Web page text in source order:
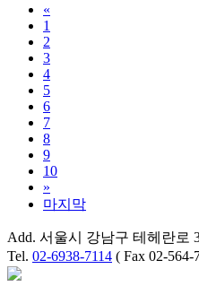
«
1
2
3
4
5
6
7
8
9
10
»
마지막
Add. 서울시 강남구 테헤란로
Tel. 02-6938-7114 ( Fax 02-564-